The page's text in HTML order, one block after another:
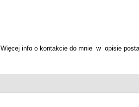
Więcej info o kontakcie do mnie w opisie